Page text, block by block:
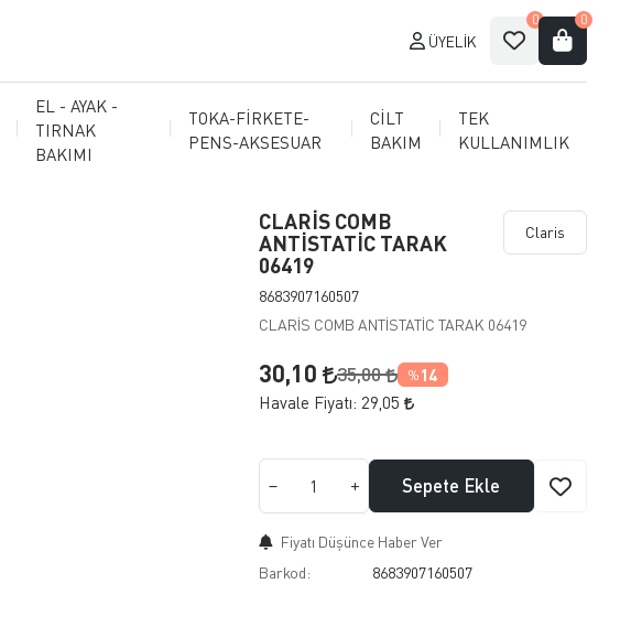
ÜYELIK
0 0
EL - AYAK -
TIRNAK
BAKIMI
TOKA-FİRKETE-
PENS-AKSESUAR
CİLT
BAKIM
TEK
KULLANIMLIK
CLARİS COMB
ANTİSTATİC TARAK
06419
8683907160507
Claris
CLARİS COMB ANTİSTATİC TARAK 06419
30,10 35,00 % 14
Havale Fiyatı: 29,05
Sepete Ekle
Fiyatı Düşünce Haber Ver
Barkod:
8683907160507